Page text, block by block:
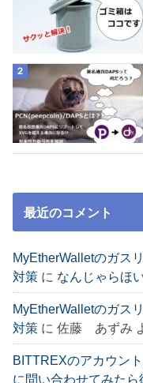
最近のコメント
MyEtherWalletのガス
対策 に なんじゃらほ
MyEtherWalletのガス
対策 に佐藤 あずみ
BITTREXのアカウン
に問い合わせてみたら